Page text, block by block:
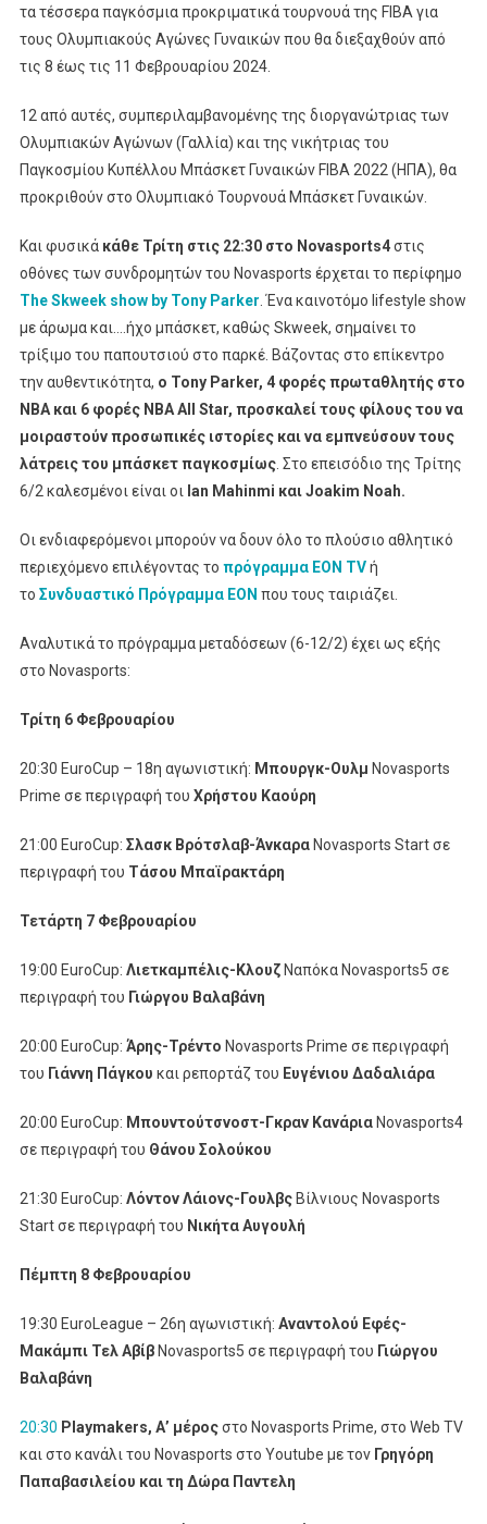
τα τέσσερα παγκόσμια προκριματικά τουρνουά της FIBA για
τους Ολυμπιακούς Αγώνες Γυναικών που θα διεξαχθούν από
τις 8 έως τις 11 Φεβρουαρίου 2024.
12 από αυτές, συμπεριλαμβανομένης της διοργανώτριας των
Ολυμπιακών Αγώνων (Γαλλία) και της νικήτριας του
Παγκοσμίου Κυπέλλου Μπάσκετ Γυναικών FIBA 2022 (ΗΠΑ), θα
προκριθούν στο Ολυμπιακό Τουρνουά Μπάσκετ Γυναικών.
Και φυσικά κάθε Τρίτη στις 22:30 στο Novasports4στις
οθόνες των συνδρομητών του Novasports έρχεται το περίφημο
TheSkweek show by Tony Parker . Ένα καινοτόμο lifestyle show
με άρωμα και….ήχο μπάσκετ, καθώς Skweek, σημαίνει το
τρίξιμο του παπουτσιού στο παρκέ. Βάζοντας στο επίκεντρο
την αυθεντικότητα, ο Tony Parker, 4 φορές πρωταθλητής στο
NBA και 6 φορές NBA All Star, προσκαλεί τους φίλους του να
μοιραστούν προσωπικές ιστορίες και να εμπνεύσουν τους
λάτρεις του μπάσκετ παγκοσμίως. Στο επεισόδιο της Τρίτης
6/2 καλεσμένοι είναι οι Ian Mahinmi καιJoakim Noah.
Οι ενδιαφερόμενοι μπορούν να δουν όλο το πλούσιο αθλητικό
περιεχόμενο επιλέγοντας το πρόγραμμα ΕΟΝ ΤVή
το Συνδυαστικό Πρόγραμμα ΕΟΝ που τους ταιριάζει.
Αναλυτικά το πρόγραμμα μεταδόσεων (6-12/2) έχει ως εξής
στο Novasports:
Τρίτη 6 Φεβρουαρίου
20:30 EuroCup – 18η αγωνιστική: Μπουργκ-Ουλμ Novasports
Prime σε περιγραφή του Χρήστου Καούρη
21:00 EuroCup: Σλασκ Βρότσλαβ-ΆνκαραNovasports Start σε
περιγραφή του Τάσου Μπαϊρακτάρη
Τετάρτη 7 Φεβρουαρίου
19:00 EuroCup: Λιετκαμπέλις-ΚλουζΝαπόκα Novasports5 σε
περιγραφή του Γιώργου Βαλαβάνη
20:00 EuroCup: Άρης-Τρέντο Novasports Prime σε περιγραφή
του Γιάννη Πάγκου και ρεπορτάζ του Ευγένιου Δαδαλιάρα
20:00 EuroCup: Μπουντούτσνοστ-Γκραν ΚανάριαNovasports4
σε περιγραφή του Θάνου Σολούκου
21:30 EuroCup: Λόντον Λάιονς-ΓουλβςΒίλνιους Novasports
Start σε περιγραφή του Νικήτα Αυγουλή
Πέμπτη 8 Φεβρουαρίου
19:30 EuroLeague – 26η αγωνιστική: Αναντολού Εφές-
Μακάμπι Τελ ΑβίβNovasports5 σε περιγραφή του Γιώργου
Βαλαβάνη
20:30 Playmakers, Α’ μέροςστο Novasports Prime, στο Web TV
και στο κανάλι του Novasports στο Youtube με τον Γρηγόρη
Παπαβασιλείου και τη Δώρα Παντελη